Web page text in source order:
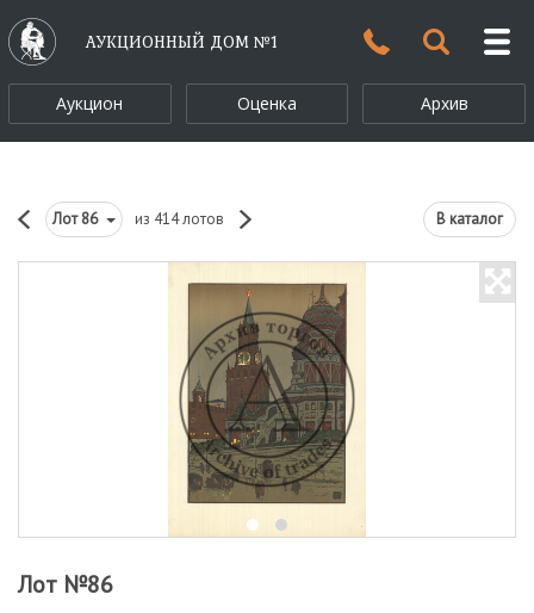
АУКЦИОННЫЙ ДОМ №1
Аукцион Оценка Архив
Лот86 из 414 лотов В каталог
Лот №86